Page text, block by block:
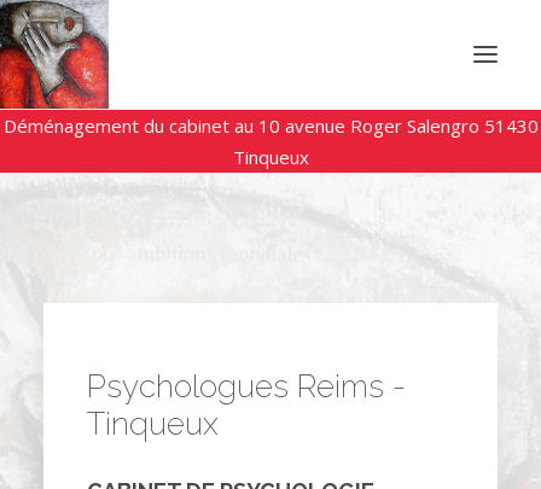
Déménagement du cabinet au 10 avenue Roger Salengro 51430
Tinqueux
Psychologues Reims -
Tinqueux